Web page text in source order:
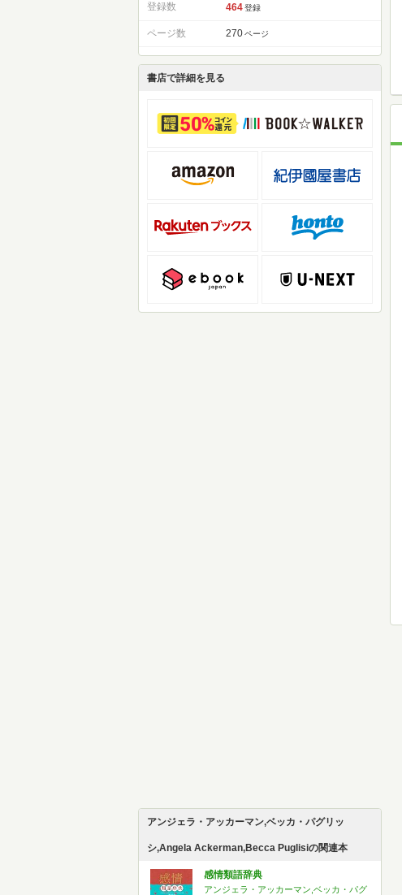
登録数 464 登録
ページ数 270 ページ
書店で詳細を見る
アンジェラ・アッカーマン,ベッカ・パグリッ
シ,Angela Ackerman,Becca Puglisiの関連本
感情類語辞典
アンジェラ・アッカーマン,ベッカ・パグ